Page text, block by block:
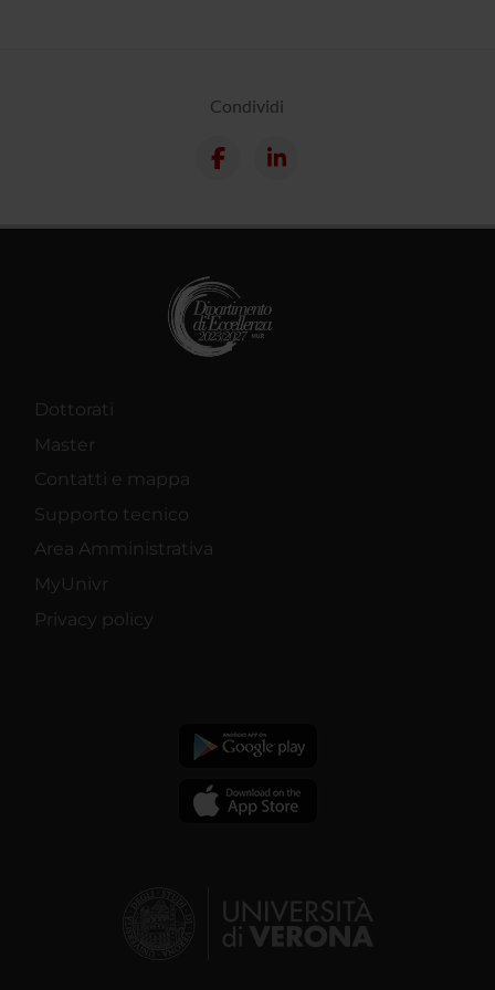
Condividi
Dottorati
Master
Contatti e mappa
Supporto tecnico
Area Amministrativa
MyUnivr
Privacy policy